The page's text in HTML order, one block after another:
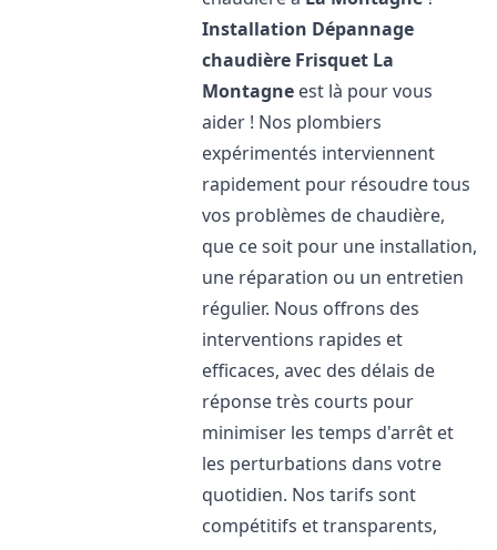
Installation Dépannage
chaudière Frisquet La
Montagne est là pour vous
aider ! Nos plombiers
expérimentés interviennent
rapidement pour résoudre tous
vos problèmes de chaudière,
que ce soit pour une installation,
une réparation ou un entretien
régulier. Nous offrons des
interventions rapides et
efficaces, avec des délais de
réponse très courts pour
minimiser les temps d'arrêt et
les perturbations dans votre
quotidien. Nos tarifs sont
compétitifs et transparents,